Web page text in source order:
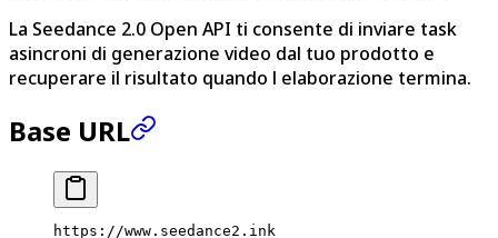
La Seedance 2.0 Open API ti consente di inviare task
asincroni di generazione video dal tuo prodotto e
recuperare il risultato quando l elaborazione termina.
Base URL
https://www.seedance2.ink